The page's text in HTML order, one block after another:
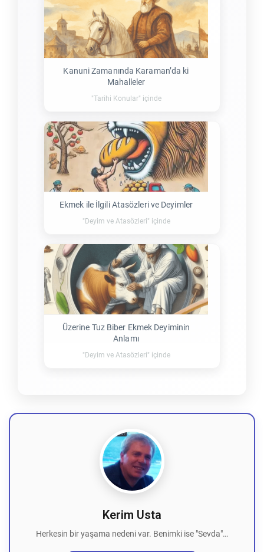
Kanuni Zamanında Karaman’da ki
Mahalleler
"Tarihi Konular" içinde
Ekmek ile İlgili Atasözleri ve Deyimler
"Deyim ve Atasözleri" içinde
Üzerine Tuz Biber Ekmek Deyiminin
Anlamı
"Deyim ve Atasözleri" içinde
Kerim Usta
Herkesin bir yaşama nedeni var. Benimki ise "Sevda"…